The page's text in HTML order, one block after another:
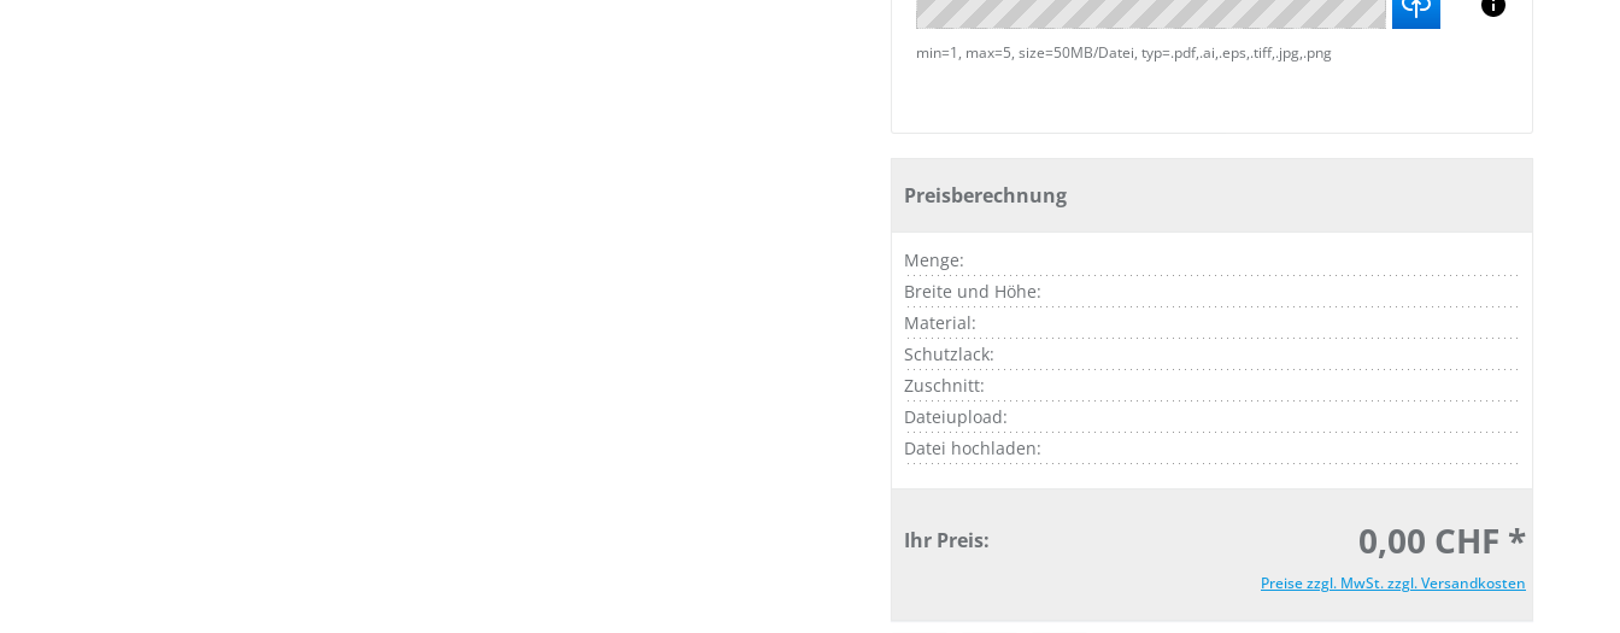
min=1, max=5, size=50MB/Datei, typ=.pdf,.ai,.eps,.tiff,.jpg,.png
Preisberechnung
Menge:
Breite und Höhe:
Material:
Schutzlack:
Zuschnitt:
Dateiupload:
Datei hochladen:
Ihr Preis: 0,00 CHF *
Preise zzgl. MwSt. zzgl. Versandkosten